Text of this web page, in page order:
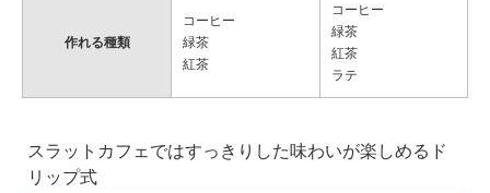
作れる種類
コーヒー
緑茶
紅茶
コーヒー
緑茶
紅茶
ラテ
スラットカフェではすっきりした味わいが楽しめるド
リップ式